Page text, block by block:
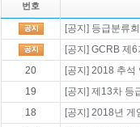
번호
[공지] 등급분류
[공지] GCRB 제
20
[공지] 2018 추석
19
[공지] 제13차 등
18
[공지] 2018년 게